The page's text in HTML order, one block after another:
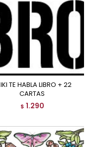
CARTAS
$ 1.290